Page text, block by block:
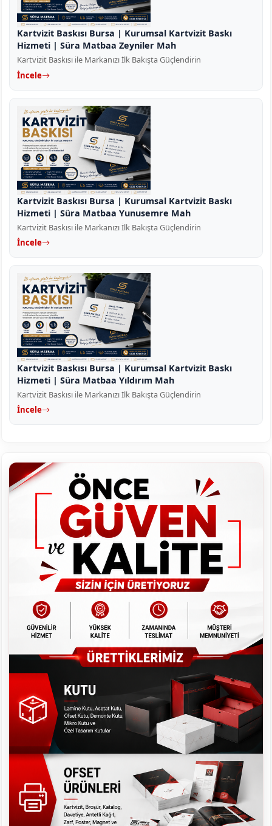
Kartvizit Baskısı Bursa | Kurumsal Kartvizit Baskı
Hizmeti | Süra Matbaa Zeyniler Mah
Kartvizit Baskısı ile Markanızı İlk Bakışta Güçlendirin
İncele
Kartvizit Baskısı Bursa | Kurumsal Kartvizit Baskı
Hizmeti | Süra Matbaa Yunusemre Mah
Kartvizit Baskısı ile Markanızı İlk Bakışta Güçlendirin
İncele
Kartvizit Baskısı Bursa | Kurumsal Kartvizit Baskı
Hizmeti | Süra Matbaa Yıldırım Mah
Kartvizit Baskısı ile Markanızı İlk Bakışta Güçlendirin
İncele